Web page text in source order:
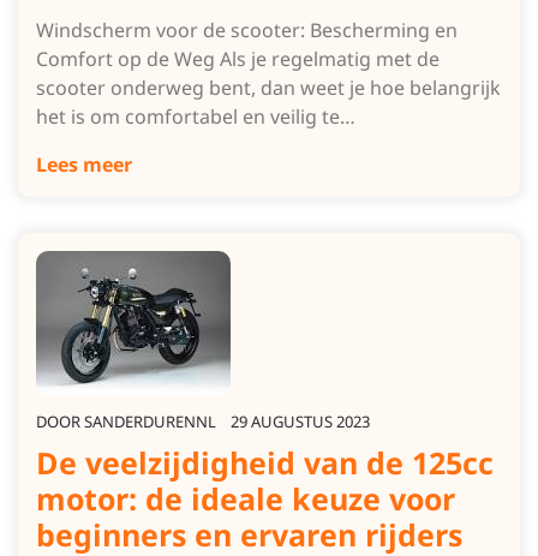
Windscherm voor de scooter: Bescherming en
Comfort op de Weg Als je regelmatig met de
scooter onderweg bent, dan weet je hoe belangrijk
het is om comfortabel en veilig te…
Lees meer
DOORSANDERDURENNL 29 AUGUSTUS 2023
De veelzijdigheid van de 125cc
motor: de ideale keuze voor
beginners en ervaren rijders